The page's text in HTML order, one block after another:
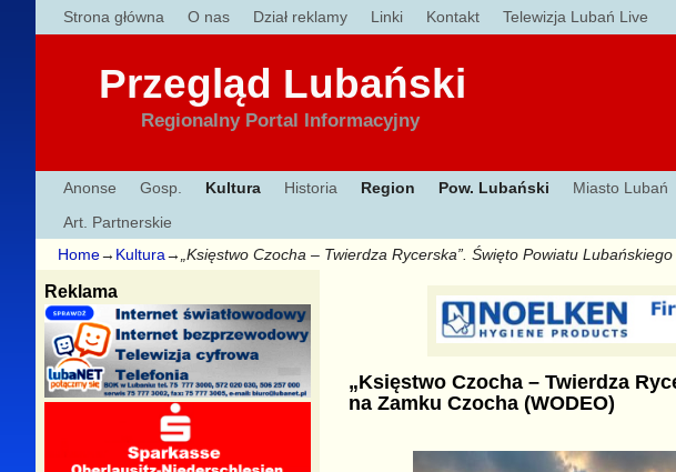
Strona główna O nas Dział reklamy Linki Kontakt Telewizja Lubań Live
Przegląd Lubański
Regionalny Portal Informacyjny
Anonse Gosp. Kultura Historia Region Pow. Lubański Miasto Lubań
Art. Partnerskie
Home→ Kultura→„Księstwo Czocha – Twierdza Rycerska”. Święto Powiatu
„Księstwo Czocha – Twierdza
na Zamku Czocha (WODEO)
Reklama